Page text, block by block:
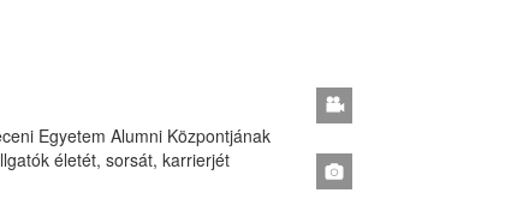
Egyetem Alumni Központjának
életét, sorsát, karrierjét